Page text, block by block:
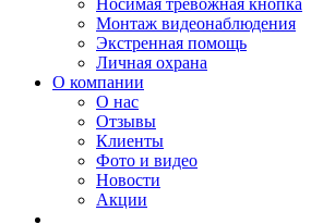
Носимая тревожная кнопка
Монтаж видеонаблюдения
Экстренная помощь
Личная охрана
О компании
О нас
Отзывы
Клиенты
Фото и видео
Новости
Акции